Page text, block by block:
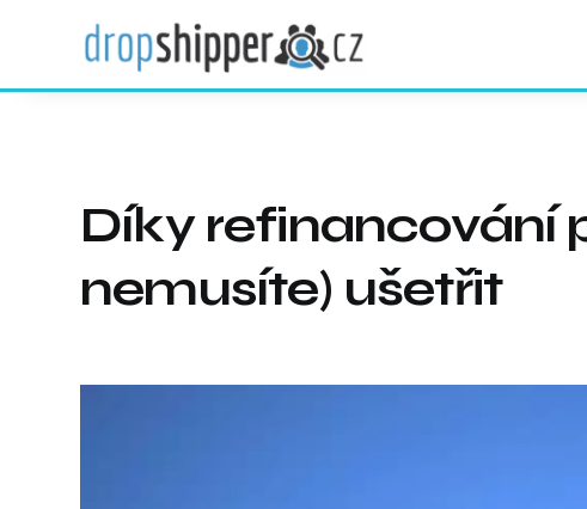
Díky refinancování
nemusíte) ušetřit